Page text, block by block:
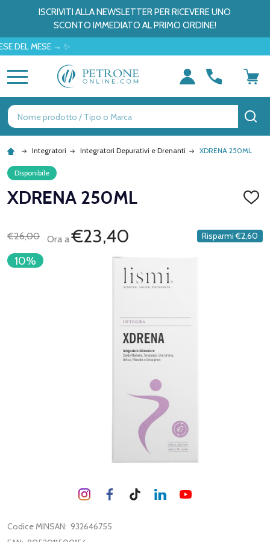
ISCRIVITI ALLA NEWSLETTER PER RICEVERE UNO
SCONTO IMMEDIATO AL PRIMO ORDINE!
MESE → ✨
Ricerca
Integratori Integratori Depurativi e Drenanti XDRENA 250ML
Disponibile
XDRENA 250ML
DEI
€26,00 Ora a€23,40 Risparmi €2,60
10%
Codice MINSAN: 932646755